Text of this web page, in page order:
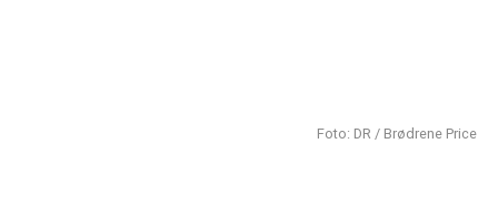
Foto: DR / Brødrene Price